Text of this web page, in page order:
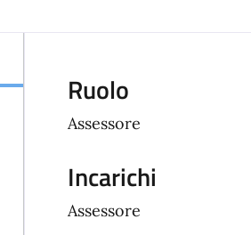
Ruolo
Assessore
Incarichi
Assessore